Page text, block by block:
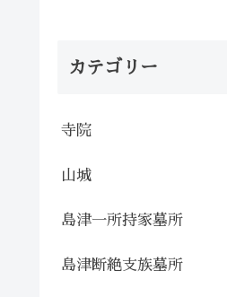
カテゴリー
寺院
山城
島津一所持家墓所
島津断絶支族墓所